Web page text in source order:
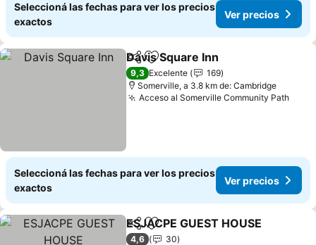
Seleccioná las fechas para ver los precios
exactos
Ver precios
CompartirAñadir a favoritos
Davis Square Inn
9,3 Excelente
169
Somerville, a 3.8 km de: Cambridge
Acceso al Somerville Community PathVer
Seleccioná las fechas para ver los precios
exactos
Ver precios
CompartirAñadir a favoritos
ESJACPE GUEST HOUSE
4,6
30